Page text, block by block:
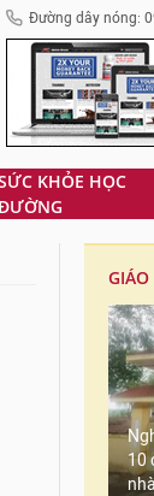
Đường dây nóng:
KHỎE HỌC
10